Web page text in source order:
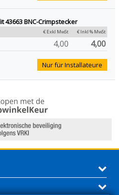
43663 BNC-Crimpstecker
€ Exkl MwSt € Inkl % MwSt
4,00 4,00
Nur für Installateure